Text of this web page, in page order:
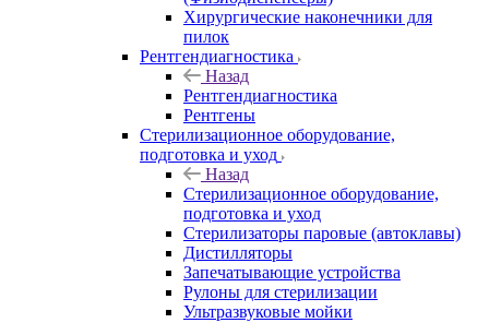
Хирургические наконечники для
пилок
Рентгендиагностика
Назад
Рентгендиагностика
Рентгены
Стерилизационное оборудование,
подготовка и уход
Назад
Стерилизационное оборудование,
подготовка и уход
Стерилизаторы паровые (автоклавы)
Дистилляторы
Запечатывающие устройства
Рулоны для стерилизации
Ультразвуковые мойки